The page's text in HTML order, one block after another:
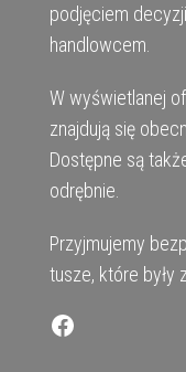
podjęciem
handlowcem.
W wyświetlanej
znajdują się
Dostępne są
odrębnie.
Przyjmujemy
tusze, które były
Facebook